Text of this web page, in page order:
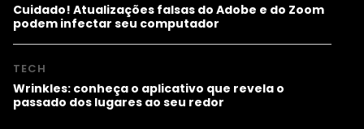
Cuidado! Atualizações falsas do Adobe e do Zoom
podem infectar seu computador
TECH
Wrinkles: conheça o aplicativo que revela o
passado dos lugares ao seu redor